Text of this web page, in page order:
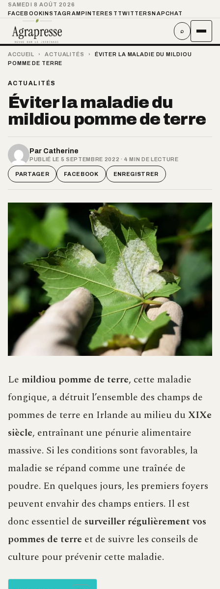
SAMEDI 8 AOÛT 2026
FACEBOOKINSTAGRAMPINTEREST TWITTER SNAPCHAT
⌕
ACCUEIL › ACTUALITÉS ›
ÉVITER LA MALADIE DU MILDIOU
POMME DE TERRE
ACTUALITÉS
Éviter la maladie du
mildiou pomme de terre
Par Catherine
PUBLIÉ LE 5 SEPTEMBRE 2022 · 4 MIN DE LECTURE
PARTAGER FACEBOOK ENREGISTRER
Le mildiou pomme de terre, cette maladie
fongique, a détruit l’ensemble des champs de
pommes de terre en Irlande au milieu du XIXe
siècle, entraînant une pénurie alimentaire
massive. Si les conditions sont favorables, la
maladie se répand comme une traînée de
poudre. En quelques jours, les premiers foyers
peuvent envahir des champs entiers. Il est
donc essentiel de surveiller régulièrement vos
pommes de terre et de suivre les conseils de
culture pour prévenir cette maladie.